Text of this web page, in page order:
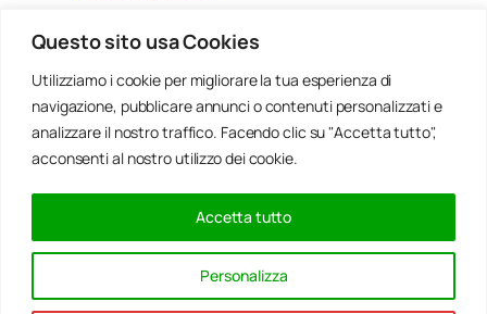
Questo sito usa Cookies
Utilizziamo i cookie per migliorare la tua esperienza di
navigazione, pubblicare annunci o contenuti personalizzati e
analizzare il nostro traffico. Facendo clic su "Accetta tutto",
acconsenti al nostro utilizzo dei cookie.
Personalizza
Accetta tutto
Ponte Morandi e quell’anno
zero che non è mai arrivato a
Genova
Agosto
2023
Rinnovabili, al passo della
Bocchetta un parco eolico
con 5 pale da 150 metri
Gennaio